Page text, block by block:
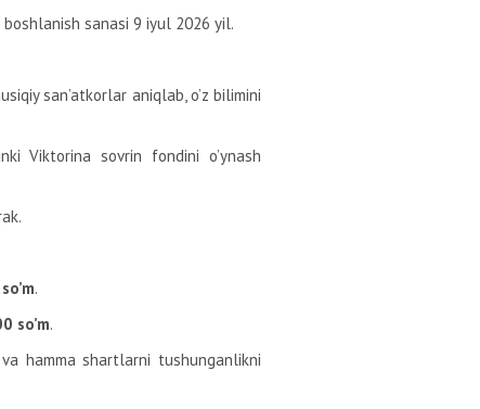
boshlanish sanasi 9 iyul 2026 yil.
san’atkorlar aniqlab, o’z bilimini
Viktorina sovrin fondini o’ynash
.
so’m.
hamma shartlarni tushunganlikni